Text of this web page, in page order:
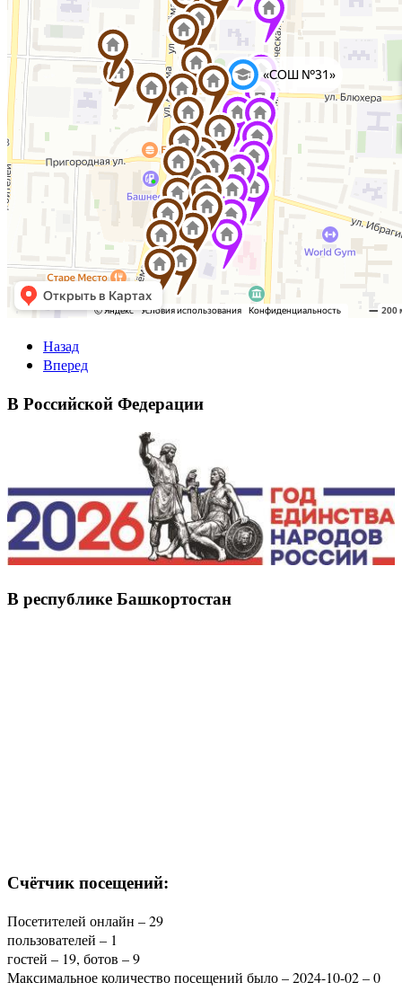
Назад
Вперед
В Российской Федерации
В республике Башкортостан
Счётчик посещений:
Посетителей онлайн – 29
пользователей – 1
гостей – 19, ботов – 9
Максимальное количество посещений было – 2024-10-02 – 0